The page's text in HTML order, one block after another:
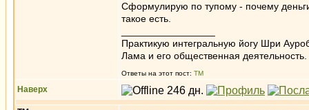
Сформулирую по тупому - почему
такое есть.
Практикую интегральную йогу Шри
Лама и его общественная деятельность.
Ответы на этот пост: ТМ
Наверх